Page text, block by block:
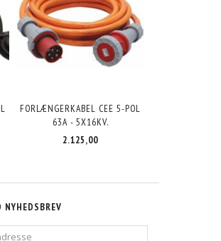
FORLÆNGERKABEL CEE 5-POL
63A - 5X16KV.
2.125,00